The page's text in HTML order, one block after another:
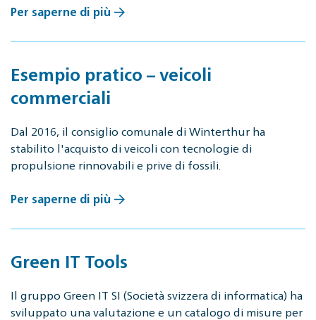
Per saperne di più
Esempio pratico – veicoli
commerciali
Dal 2016, il consiglio comunale di Winterthur ha
stabilito l'acquisto di veicoli con tecnologie di
propulsione rinnovabili e prive di fossili.
Per saperne di più
Green IT Tools
Il gruppo Green IT SI (Società svizzera di informatica) ha
sviluppato una valutazione e un catalogo di misure per